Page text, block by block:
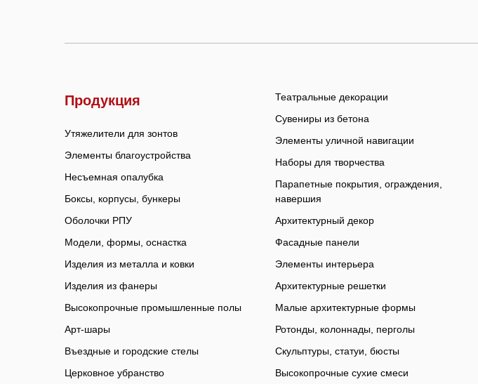
Продукция
Утяжелители для зонтов
Элементы благоустройства
Несъемная опалубка
Боксы, корпусы, бункеры
Оболочки РПУ
Модели, формы, оснастка
Изделия из металла и ковки
Изделия из фанеры
Высокопрочные промышленные полы
Арт-шары
Въездные и городские стелы
Церковное убранство
Театральные декорации
Сувениры из бетона
Элементы уличной навигации
Наборы для творчества
Парапетные покрытия, ограждения,
навершия
Архитектурный декор
Фасадные панели
Элементы интерьера
Архитектурные решетки
Малые архитектурные формы
Ротонды, колоннады, перголы
Скульптуры, статуи, бюсты
Высокопрочные сухие смеси